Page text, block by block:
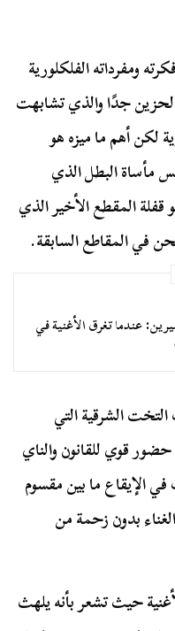
ومفرداته الفلكلورية
جدًا والذي تشابهت
لكن أهم ما ميزه هو
مأساة البطل الذي
المقطع الأخير الذي
في المقاطع السابقة.
عندما تغرق الأغنية في
الشرقية التي
قوي للقانون والناي
الإيقاع ما بين مقسوم
بدون زحمة من
حيث تشعر بأنه يلهث